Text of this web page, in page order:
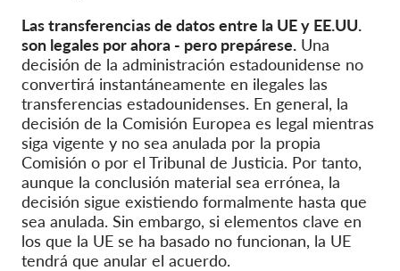
Las transferencias de datos entre la UE y EE.UU.
son legales por ahora - pero prepárese. Una
decisión de la administración estadounidense no
convertirá instantáneamente en ilegales las
transferencias estadounidenses. En general, la
decisión de la Comisión Europea es legal mientras
siga vigente y no sea anulada por la propia
Comisión o por el Tribunal de Justicia. Por tanto,
aunque la conclusión material sea errónea, la
decisión sigue existiendo formalmente hasta que
sea anulada. Sin embargo, si elementos clave en
los que la UE se ha basado no funcionan, la UE
tendrá que anular el acuerdo.